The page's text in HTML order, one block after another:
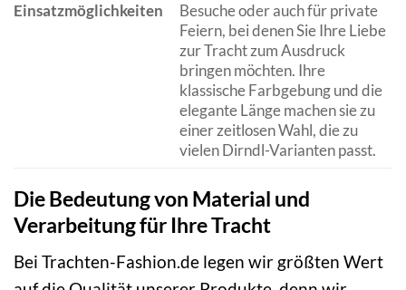
Einsatzmöglichkeiten
Besuche oder auch für private
Feiern, bei denen Sie Ihre Liebe
zur Tracht zum Ausdruck
bringen möchten. Ihre
klassische Farbgebung und die
elegante Länge machen sie zu
einer zeitlosen Wahl, die zu
vielen Dirndl-Varianten passt.
Die Bedeutung von Material und
Verarbeitung für Ihre Tracht
Bei Trachten-Fashion.de legen wir größten Wert